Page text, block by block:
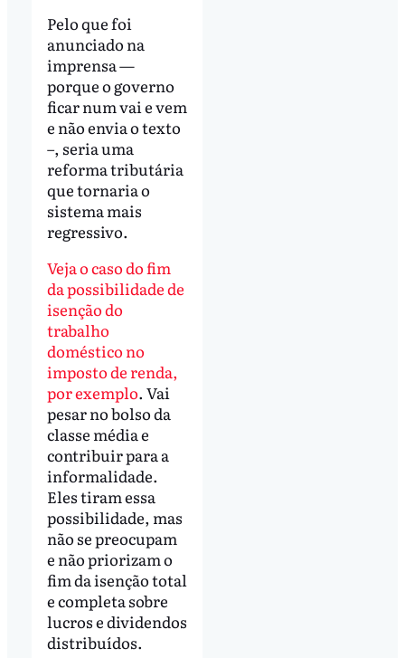
Pelo que foi
anunciado na
imprensa —
porque o governo
ficar num vai e vem
e não envia o texto
–, seria uma
reforma tributária
que tornaria o
sistema mais
regressivo.
Veja o caso do fim
da possibilidade de
isenção do
trabalho
doméstico no
imposto de renda,
por exemplo. Vai
pesar no bolso da
classe média e
contribuir para a
informalidade.
Eles tiram essa
possibilidade, mas
não se preocupam
e não priorizam o
fim da isenção total
e completa sobre
lucros e dividendos
distribuídos.